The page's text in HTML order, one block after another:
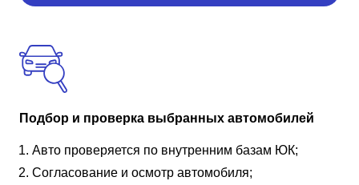
Подбор и проверка выбранных автомобилей
Авто проверяется по внутренним базам ЮК;
Согласование и осмотр автомобиля;